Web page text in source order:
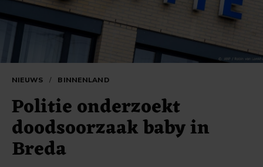
NIEUWS / BINNENLAND
Politie onderzoekt
doodsoorzaak baby in
Breda